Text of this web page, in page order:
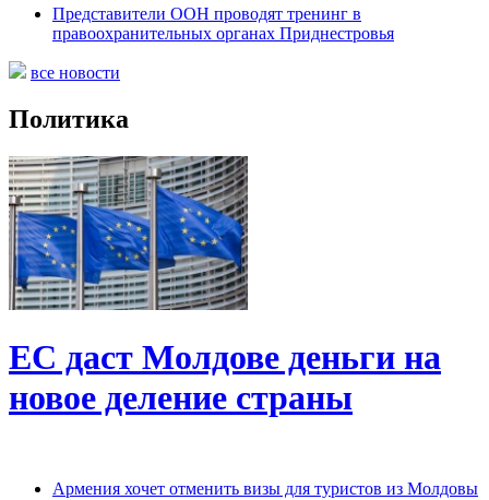
Представители ООН проводят тренинг в
правоохранительных органах Приднестровья
все новости
Политика
ЕС даст Молдове деньги на
новое деление страны
Армения хочет отменить визы для туристов из Молдовы